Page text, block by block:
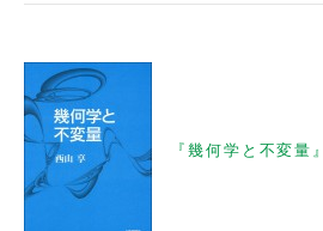
『幾何学と不変量』